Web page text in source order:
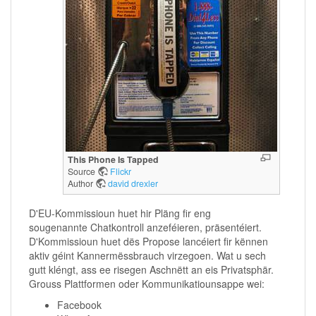
This Phone Is Tapped
Source
Flickr
Author
david drexler
D'EU-Kommissioun huet hir Pläng fir eng
sougenannte Chatkontroll anzeféieren, präsentéiert.
D'Kommissioun huet dës Propose lancéiert fir kënnen
aktiv géint Kannermëssbrauch virzegoen. Wat u sech
gutt kléngt, ass ee risegen Aschnëtt an eis Privatsphär.
Grouss Plattformen oder Kommunikatiounsappe wei:
Facebook